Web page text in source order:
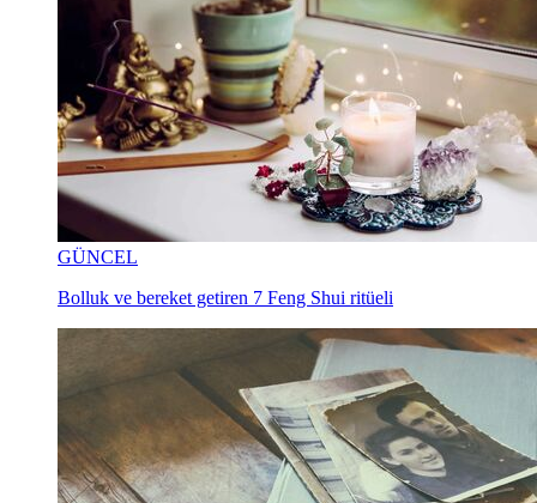
GÜNCEL
Bolluk ve bereket getiren 7 Feng Shui ritüeli